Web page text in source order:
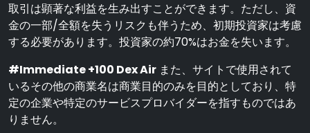
取引は顕著な利益を生み出すことができます。ただし、資
金の一部/全額を失うリスクも伴うため、初期投資家は考慮
する必要があります。投資家の約70%はお金を失います。
#Immediate +100 Dex Air また、サイトで使用されて
いるその他の商業名は商業目的のみを目的としており、特
定の企業や特定のサービスプロバイダーを指すものではあ
りません。